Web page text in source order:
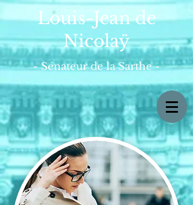
Louis-Jean de
Nicolaÿ
- Sénateur de la Sarthe -